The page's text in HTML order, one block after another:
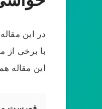
در این
با برخی از
این مقاله